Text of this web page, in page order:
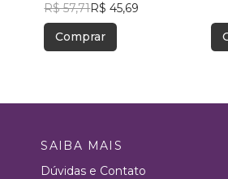
R$ 57,71R$ 45,69
Comprar
SAIBA MAIS
Dúvidas e Contato